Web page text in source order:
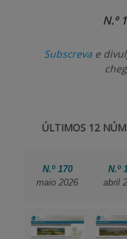
N.º
Subscrevae
ÚLTIMOS 12
N.º 170
maio 2026
N.º
abril